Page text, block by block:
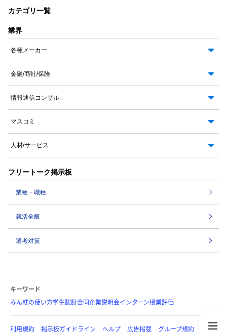
カテゴリ一覧
業界
各種メーカー
金融/商社/保険
情報通信コンサル
マスコミ
人材/サービス
フリートーク掲示板
業種・職種
就活全般
選考対策
キーワード
みん就の使い方学生認証合同企業説明会インターン授業評価
利用規約 掲示板ガイドライン ヘルプ 広告掲載 グループ規約